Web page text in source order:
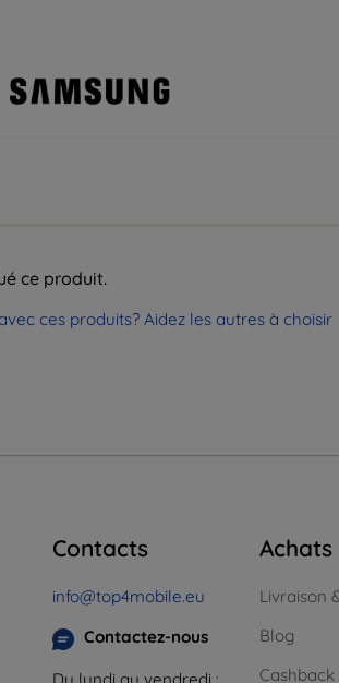
ce produit.
ces produits? Aidez les autres à choisir
Contacts
info@top4mobile.eu
Contactez-nous
Du lundi au vendredi :
Achats
Livraison
Blog
Cashback